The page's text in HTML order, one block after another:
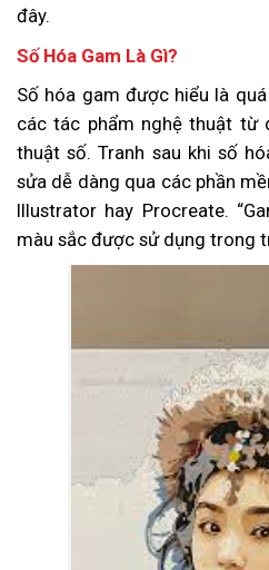
đây.
Số Hóa Gam Là Gì?
Số hóa gam được hiểu là
các tác phẩm nghệ thuật từ
thuật số. Tranh sau khi số
sửa dễ dàng qua các phần
Illustrator hay Procreate.
màu sắc được sử dụng trong